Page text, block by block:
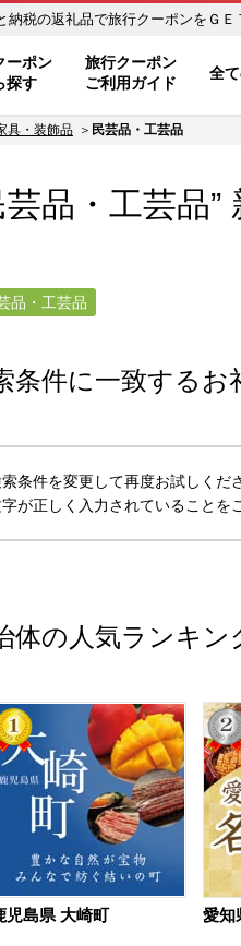
【民芸品・工芸品】のお礼の品一覧 ふるさと納税の返
ーポン
探す
旅行クーポン
ご利用ガイド
全
具・装飾品 民芸品・工芸品
芸品・工芸品”
品・工芸品
条件に一致するお
条件を変更して再度お試しくだ
が正しく入力されていることを
体の人気ランキン
児島県 大崎町 愛知